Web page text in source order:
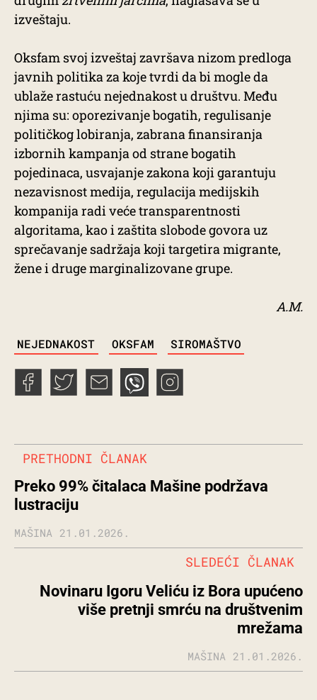
izveštaju.
Oksfam svoj izveštaj završava nizom predloga
javnih politika za koje tvrdi da bi mogle da
ublaže rastuću nejednakost u društvu. Među
njima su: oporezivanje bogatih, regulisanje
političkog lobiranja, zabrana finansiranja
izbornih kampanja od strane bogatih
pojedinaca, usvajanje zakona koji garantuju
nezavisnost medija, regulacija medijskih
kompanija radi veće transparentnosti
algoritama, kao i zaštita slobode govora uz
sprečavanje sadržaja koji targetira migrante,
žene i druge marginalizovane grupe.
A.M.
NEJEDNAKOST OKSFAM SIROMAŠTVO
PRETHODNI ČLANAK
Preko 99% čitalaca Mašine podržava
lustraciju
MAŠINA 21.01.2026.
Novinaru Igoru Veliću iz Bora upućeno
više pretnji smrću na društvenim
mrežama
SLEDEĆI ČLANAK
MAŠINA 21.01.2026.